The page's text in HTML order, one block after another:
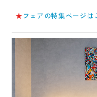
★フェアの特集ページは